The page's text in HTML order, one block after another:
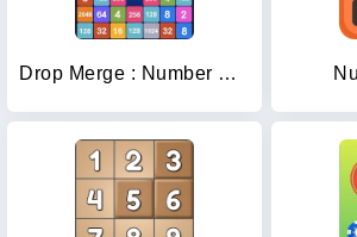
Drop Merge : Number Puzzle